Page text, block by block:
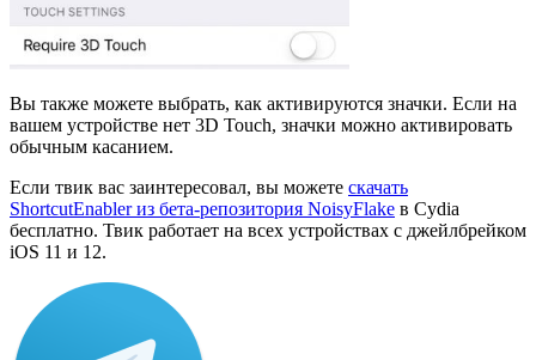
Вы также можете выбрать, как активируются значки. Если на
вашем устройстве нет 3D Touch, значки можно активировать
обычным касанием.
Если твик вас заинтересовал, вы можете скачать
ShortcutEnabler из бета-репозитория NoisyFlake в Cydia
бесплатно. Твик работает на всех устройствах с джейлбрейком
iOS 11 и 12.